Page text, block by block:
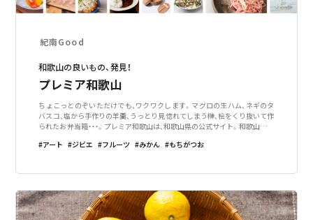
紀南Good
和歌山の良いもの、発見！
プレミア和歌山
ちょこっとのぞいただけでも、ワクワクします。マグロの生ハム、ネギのタ
バスコ、塩から手作りの羊羹、うっとり見惚れてしまう榊、桧をくり抜いて作
られたお弁当箱・・・。プレミア和歌山は、和歌山県の公式サイト。和歌山中の
好きな方に、喜んでもらい
アート ジビエ フルーツ みかん もちがつお